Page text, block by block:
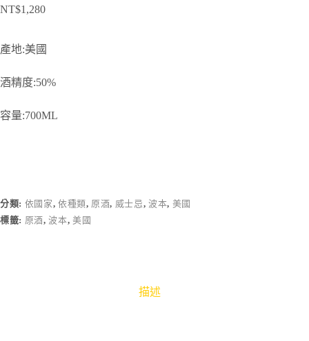
NT$1,280
產地:美國
酒精度:50%
容量:700ML
分類: 依國家, 依種類, 原酒, 威士忌,波本, 美國
標籤: 原酒,波本, 美國
描述